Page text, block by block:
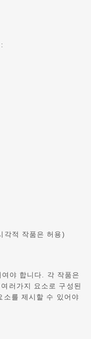
각적 작품은 허용)
야 합니다. 각 작품은
여러가지 요소로 구성된
소를 제시할 수 있어야